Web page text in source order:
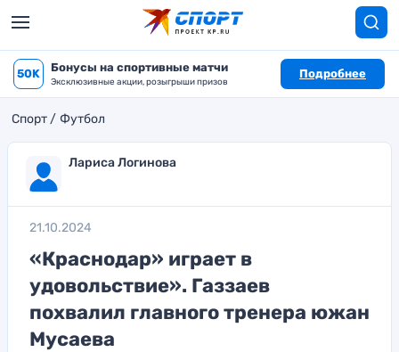
50K Бонусы на спортивные матчи
Эксклюзивные акции, розыгрыши призов
Подробнее
Спорт Футбол
Лариса Логинова
21.10.2024
«Краснодар» играет в
удовольствие». Газзаев
похвалил главного тренера южан
Мусаева